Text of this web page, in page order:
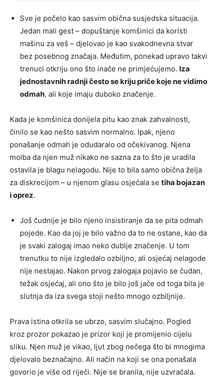
Sve je počelo kao sasvim obična susjedska situacija.
Jedan mali gest – dopuštanje komšinici da koristi
mašinu za veš – djelovao je kao svakodnevna stvar
bez posebnog značaja. Međutim, ponekad upravo takvi
trenuci otkriju ono što inače ne primjećujemo. Iza
jednostavnih radnji često se kriju priče koje ne vidimo
odmah, ali koje imaju duboko značenje.
Kada je komšinica donijela pitu kao znak zahvalnosti,
činilo se kao nešto sasvim normalno. Ipak, njeno
ponašanje odmah je odudaralo od očekivanog. Njena
molba da njen muž nikako ne sazna za to što je uradila
ostavila je blagu nelagodu. Nije to bila samo obična želja
za diskrecijom – u njenom glasu osjećala se tiha bojazan
i oprez.
Još čudnije je bilo njeno insistiranje da se pita odmah
pojede. Kao da joj je bilo važno da to ne ostane, kao da
je svaki zalogaj imao neko dublje značenje. U tom
trenutku to nije izgledalo ozbiljno, ali osjećaj nelagode
nije nestajao. Nakon prvog zalogaja pojavio se čudan,
težak osjećaj, ali ono što je bilo još jače od toga bila je
slutnja da iza svega stoji nešto mnogo ozbiljnije.
Prava istina otkrila se ubrzo, sasvim slučajno. Pogled
kroz prozor pokazao je prizor koji je promijenio cijelu
sliku. Njen muž je vikao, ljut zbog nečega što bi mnogima
djelovalo beznačajno. Ali način na koji se ona ponašala
govorio je više od riječi. Nije se branila, nije uzvraćala.